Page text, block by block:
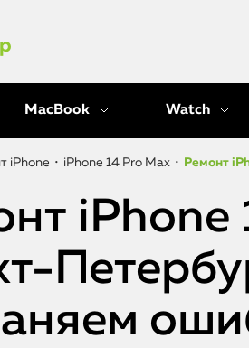
MacBook Watch
iPhone • iPhone 14 Pro Max • Ремонт
iPhone